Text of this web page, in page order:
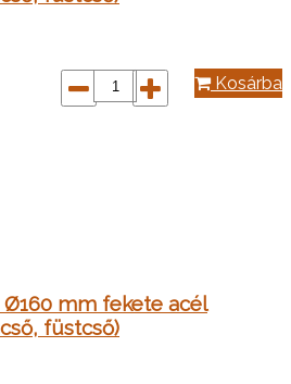
Kosárba
Ø160 mm fekete acél
füstcső)